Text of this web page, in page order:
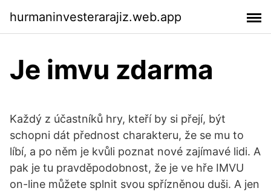
hurmaninvesterarajiz.web.app
Je imvu zdarma
Každý z účastníků hry, kteří by si přejí, být
schopni dát přednost charakteru, že se mu to
líbí, a po něm je kvůli poznat nové zajímavé lidi. A
pak je tu pravděpodobnost, že je ve hře IMVU
on-line můžete splnit svou spřízněnou duši. A jen